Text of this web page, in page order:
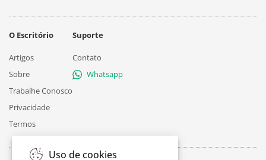
O Escritório
Artigos
Sobre
Trabalhe Conosco
Privacidade
Termos
Suporte
Contato
Whatsapp
Uso de cookies